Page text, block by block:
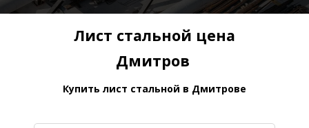
Лист стальной цена
Дмитров
Купить лист стальной в Дмитрове